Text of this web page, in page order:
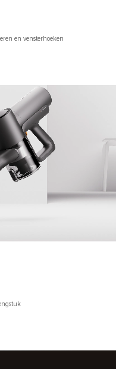
en vensterhoeken